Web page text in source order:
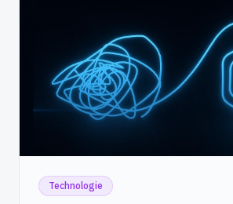
Technologie